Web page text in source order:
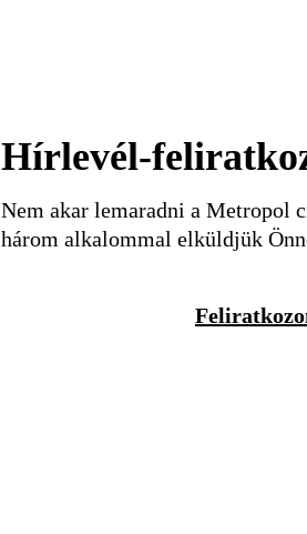
Hírlevél-
Nem akar lemaradni a Metropol
három alkalommal elküldjük